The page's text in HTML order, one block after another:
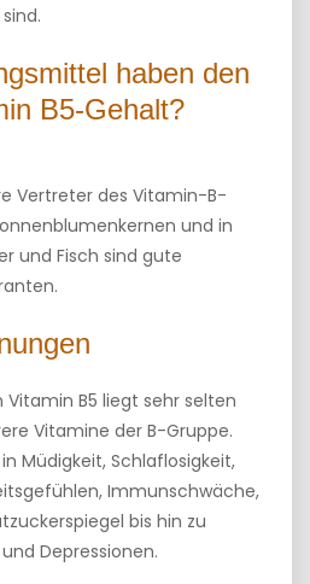
haben den
B5-Gehalt?
Vertreter des Vitamin-B-
und in
und Fisch sind gute
Vitamin B5 liegt sehr selten
Vitamine der B-Gruppe.
Müdigkeit, Schlaflosigkeit,
Immunschwäche,
bis hin zu
Depressionen.